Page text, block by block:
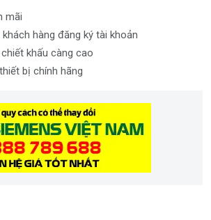
mãi
hàng đăng ký tài khoản
khấu càng cao
bị chính hãng